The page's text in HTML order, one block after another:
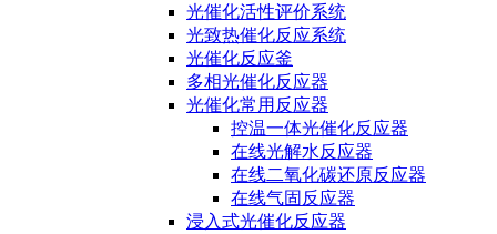
光催化活性评价系统
光致热催化反应系统
光催化反应釜
多相光催化反应器
光催化常用反应器
控温一体光催化反应器
在线光解水反应器
在线二氧化碳还原反应器
在线气固反应器
浸入式光催化反应器